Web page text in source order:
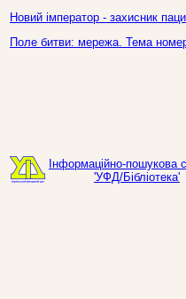
Новий імператор - захисник
Поле битви: мережа. Тема
Інформаційно-пошукова
'УФД/Бібліотека'